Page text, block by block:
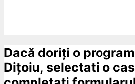
Dacă doriți o
Dițoiu, selectati o